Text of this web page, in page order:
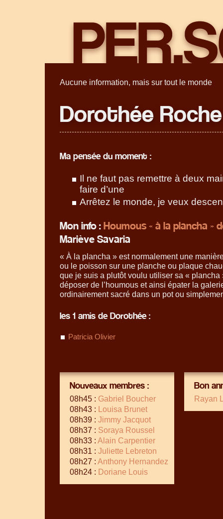
Aucune information, mais sur tout le monde
Dorothée Roche
Ma pensée du moment :
Il ne faut pas remettre à deux
faire d’une
Arrêtez le monde, je veux
Mon info :Houmous « à la plancha »
Mariève Savaria
« À la plancha » est normalement une
ou le poisson sur une planche ou plaque
que je suis a plutôt voulu utiliser sa « plancha
déposer de l’houmous et ainsi épater la
ordinairement sacré dans un pot ou
les 1 amis de Dorothée :
Patricia Olivier
Nouveaux membres :
08h45 : Gabriel Boucher
08h43 :
Louisa Brunet
08h39 : Jimmy Jacquot
08h37 : Soraya Roussel
08h33 : Alain Carpentier
08h31 : Juliette Lebreton
08h27 : Anthony Hernandez
08h24 : Doriane Louis
Bon
Rayan